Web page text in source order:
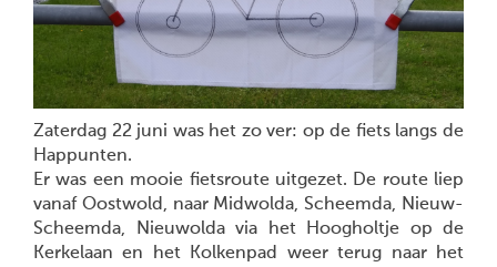
Zaterdag 22 juni was het zo ver: op de fiets langs de
Happunten.
Er was een mooie fietsroute uitgezet. De route liep
vanaf Oostwold, naar Midwolda, Scheemda, Nieuw-
Scheemda, Nieuwolda via het Hoogholtje op de
Kerkelaan en het Kolkenpad weer terug naar het